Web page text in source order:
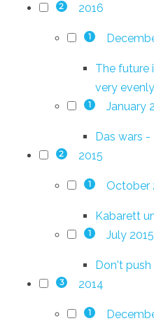
2 2016
1
The future
very
1 January
Das wars -
2 2015
1 October
Kabarett
1 July 2015
Don't push
3 2014
1